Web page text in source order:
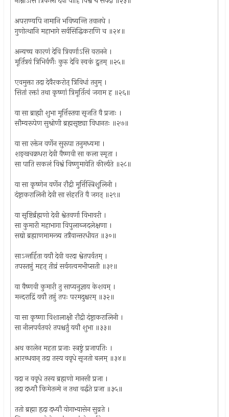
अपराण्यपि नामानि भविष्यन्ति तवानघे ।
गुणोत्थानि महाभागे सर्वसिद्धिकराणि च ॥२४॥
अन्यच्च कारणं देवि त्रिवर्णाऽसि वरानने ।
मूर्तित्रयं त्रिभिर्वर्णैः कुरु देवि स्वकं द्रुतम् ॥२५॥
एवमुक्ता तदा देवैरकरोत् त्रिविधां तनुम् ।
सितां रक्तां तथा कृष्णां त्रिमूर्तित्वं जगाम ह ॥२६॥
या सा ब्राह्मी शुभा मूर्त्तिस्तया सृजति वै प्रजाः ।
सौम्यरूपेण सुश्रोणी ब्रह्मसृष्ट्या विधानतः ॥२७॥
या सा रक्तेन वर्णेन सुरूपा तनुमध्यमा ।
शङ्खचक्रधरा देवी वैष्णवी सा कला स्मृता ।
सा पाति सकलं विश्वं विष्णुमायेति कीर्त्त्यते ॥२८॥
या सा कृष्णेन वर्णेन रौद्री मूर्त्तिस्त्रिशूलिनी ।
दंष्ट्राकरालिनी देवी सा संहरति वै जगत् ॥२९॥
या सृष्टिर्ब्रह्मणो देवी श्वेतवर्णा विभावरी ।
सा कुमारी महाभागा विपुलाब्जदलेक्षणा ।
सद्यो ब्रह्माणमामन्त्र्य तत्रैवान्तरधीयत ॥३०॥
साऽन्तर्हिता ययौ देवी वरदा श्वेतपर्वतम् ।
तपस्तप्तुं महत् तीव्रं सर्वगत्वमभीप्सती ॥३१॥
या वैष्णवी कुमारी तु साप्यनुज्ञाय केशवम् ।
मन्दराद्रिं ययौ तप्तुं तपः परमदुश्चरम् ॥३२॥
या सा कृष्णा विशालाक्षी रौद्री दंष्ट्राकरालिनी ।
सा नीलपर्वतवरं तपश्चर्तुं ययौ शुभा ॥३३॥
अथ कालेन महता प्रजाः स्त्रष्टुं प्रजापतिः ।
आरब्धवान् तदा तस्य ववृधे सृजतो बलम् ॥३४॥
यदा न ववृधे तस्य ब्रह्मणो मानसी प्रजा ।
तदा दध्यौ किमेतन्मे न तथा वर्द्धते प्रजा ॥३५॥
ततो ब्रह्मा हृदा दध्यौ योगाभ्यासेन सुव्रते ।